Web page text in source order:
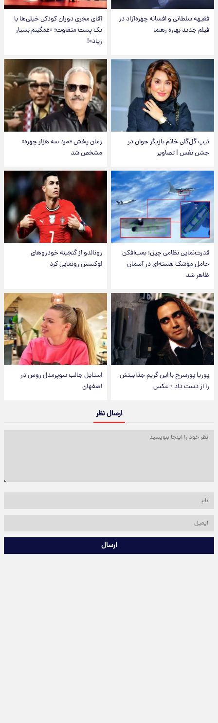
فقیهه سلطانی و افسانه چهره‌آزاد در
فیلم جدید بهاره رهنما
آقای مجریِ دوران کودکی خیلی‌ها با
یک پست متفاوت؛ «غمگینم بسیار
زیاد»!
تیپ گل‌گلی خانم بازیگر جوان در
جشن نفس | تصاویر
زمان پخش «مرد سه هزار چهره»
مشخص شد
قدرت‌نمایی نظامی چین؛ بمب‌افکن
حامل موشک هسته‌ای در آسمان
ظاهر شد
رونالدو از گنجینه خودروهای
لوکسش رونمایی کرد
پوریا پورسرخ با این گریم جذابیتش
را از دست داد + عکس
استایل جالب سوپرمدل روس در
اصفهان
ارسال نظر
ارسال